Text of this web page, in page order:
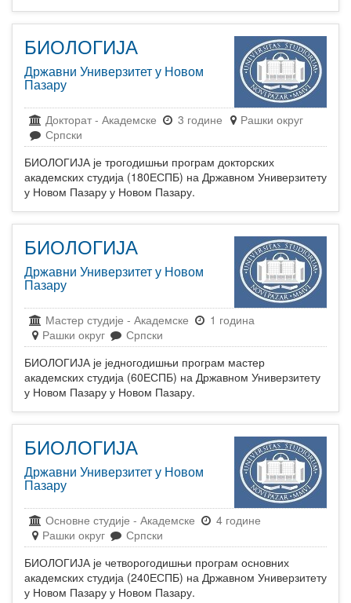
БИОЛОГИЈА
Државни Универзитет у Новом
Пазару
Докторат - Академске 3 године
Рашки округ
Српски
БИОЛОГИЈА је трогодишњи програм докторских
академских студија (180ЕСПБ) на Државном Универзитету
у Новом Пазару у Новом Пазару.
БИОЛОГИЈА
Државни Универзитет у Новом
Пазару
Мастер студије - Академске
1 година
Рашки округ
Српски
БИОЛОГИЈА је једногодишњи програм мастер
академских студија (60ЕСПБ) на Државном Универзитету
у Новом Пазару у Новом Пазару.
БИОЛОГИЈА
Државни Универзитет у Новом
Пазару
Основне студије - Академске
4 године
Рашки округ
Српски
БИОЛОГИЈА је четворогодишњи програм основних
академских студија (240ЕСПБ) на Државном Универзитету
у Новом Пазару у Новом Пазару.